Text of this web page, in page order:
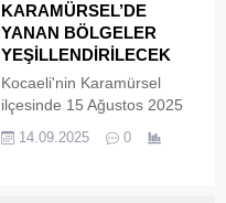
KARAMÜRSEL’DE
YANAN BÖLGELER
YEŞİLLENDİRİLECEK
Kocaeli'nin Karamürsel
ilçesinde 15 Ağustos 2025
büyük orman yangınının
14.09.2025 0